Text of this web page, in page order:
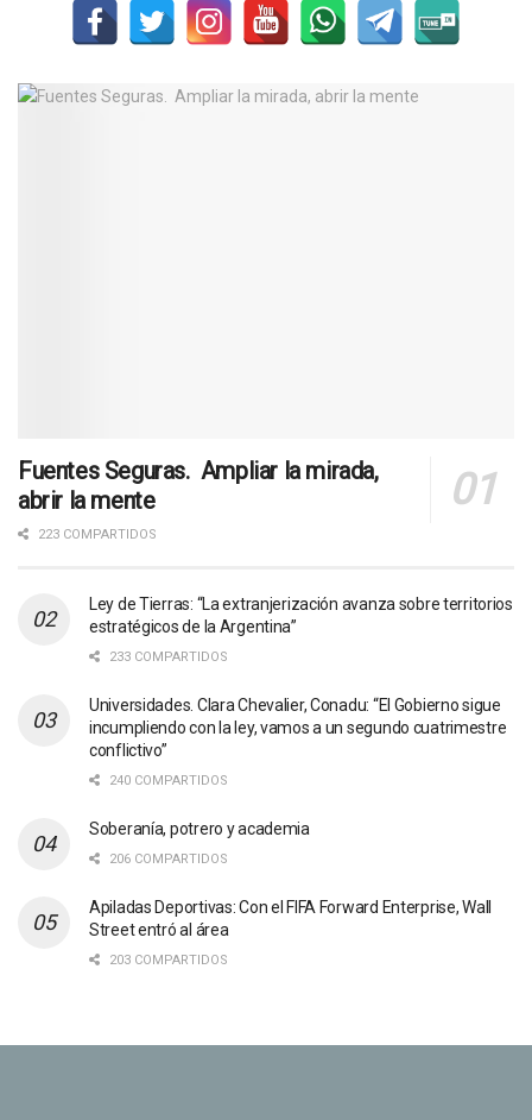
Fuentes Seguras. Ampliar la mirada,
abrir la mente
223 COMPARTIDOS
Ley de Tierras: “La extranjerización avanza sobre territorios
estratégicos de la Argentina”
233 COMPARTIDOS
Universidades. Clara Chevalier, Conadu: “El Gobierno sigue
incumpliendo con la ley, vamos a un segundo cuatrimestre
conflictivo”
240 COMPARTIDOS
Soberanía, potrero y academia
206 COMPARTIDOS
Apiladas Deportivas: Con el FIFA Forward Enterprise, Wall
Street entró al área
203 COMPARTIDOS